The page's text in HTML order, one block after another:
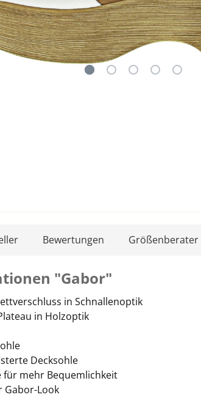
Bewertungen Größenberater
"Gabor"
in Schnallenoptik
in Holzoptik
Decksohle
mehr Bequemlichkeit
Gabor-Look